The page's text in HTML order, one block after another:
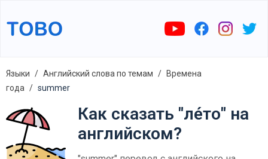
Языки Английский слова по темам
Времена
года
summer
Как сказать "ле́то" на
английском?